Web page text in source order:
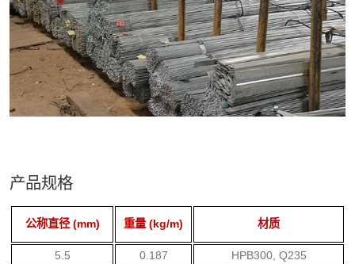
产品规格
公称直径 (mm) 重量 (kg/m) 材质
5.5 0.187
HPB300, Q235